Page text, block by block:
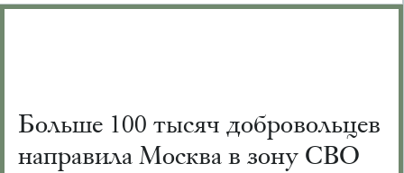
Больше 100 тысяч добровольцев
направила Москва в зону СВО